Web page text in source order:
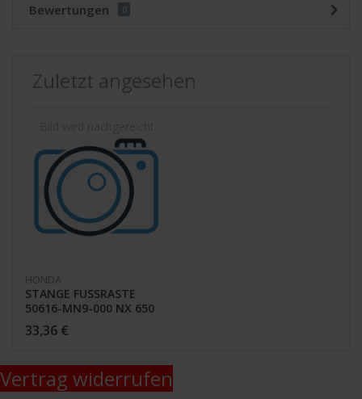
Bewertungen 0
Zuletzt angesehen
HONDA
STANGE FUSSRASTE
50616-MN9-000 NX 650
33,36 €
Vertrag widerrufen